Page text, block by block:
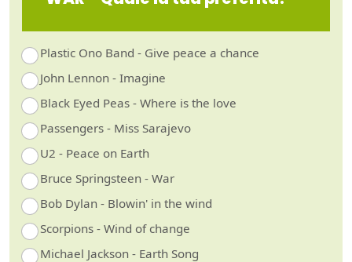
Plastic Ono Band - Give peace a chance
John Lennon - Imagine
Black Eyed Peas - Where is the love
Passengers - Miss Sarajevo
U2 - Peace on Earth
Bruce Springsteen - War
Bob Dylan - Blowin' in the wind
Scorpions - Wind of change
Michael Jackson - Earth Song